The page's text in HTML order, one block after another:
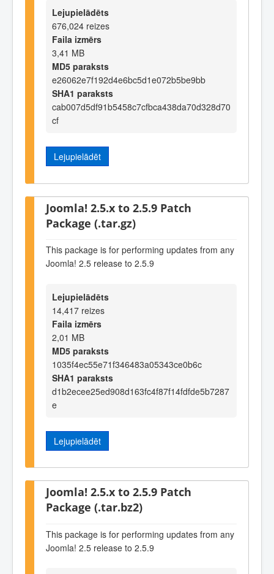
Lejupielādēts
676,024 reizes
Faila izmērs
3,41 MB
MD5 paraksts
e26062e7f192d4e6bc5d1e072b5be9bb
SHA1 paraksts
cab007d5df91b5458c7cfbca438da70d328d70
cf
Lejupielādēt
Joomla! 2.5.x to 2.5.9 Patch
Package (.tar.gz)
This package is for performing updates from any
Joomla! 2.5 release to 2.5.9
Lejupielādēts
14,417 reizes
Faila izmērs
2,01 MB
MD5 paraksts
1035f4ec55e71f346483a05343ce0b6c
SHA1 paraksts
d1b2ecee25ed908d163fc4f87f14fdfde5b7287
e
Lejupielādēt
Joomla! 2.5.x to 2.5.9 Patch
Package (.tar.bz2)
This package is for performing updates from any
Joomla! 2.5 release to 2.5.9